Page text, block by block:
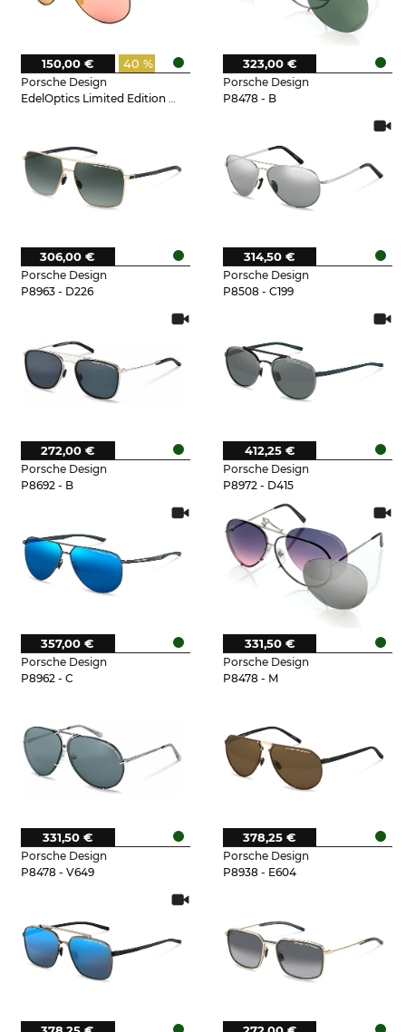
Porsche Design
EdelOptics Limited Edition - EO
40 %
150,00 €
Porsche Design
P8478 - B
323,00 €
Porsche Design
P8963 - D226
306,00 €
Porsche Design
P8508 - C199
314,50 €
Porsche Design
P8692 - B
272,00 €
Porsche Design
P8972 - D415
412,25 €
Porsche Design
P8962 - C
357,00 €
Porsche Design
P8478 - M
331,50 €
Porsche Design
P8478 - V649
331,50 €
Porsche Design
P8938 - E604
378,25 €